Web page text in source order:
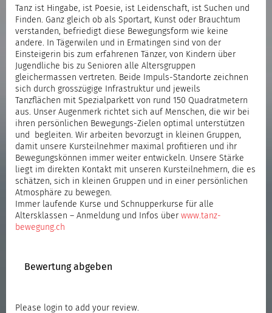
Tanz ist Hingabe, ist Poesie, ist Leidenschaft, ist Suchen und
Finden. Ganz gleich ob als Sportart, Kunst oder Brauchtum
verstanden, befriedigt diese Bewegungsform wie keine
andere. In Tägerwilen und in Ermatingen sind von der
Einsteigerin bis zum erfahrenen Tänzer, von Kindern über
Jugendliche bis zu Senioren alle Altersgruppen
gleichermassen vertreten. Beide Impuls-Standorte zeichnen
sich durch grosszügige Infrastruktur und jeweils
Tanzflächen mit Spezialparkett von rund 150 Quadratmetern
aus. Unser Augenmerk richtet sich auf Menschen, die wir bei
ihren persönlichen Bewegungs-Zielen optimal unterstützen
und begleiten. Wir arbeiten bevorzugt in kleinen Gruppen,
damit unsere Kursteilnehmer maximal profitieren und ihr
Bewegungskönnen immer weiter entwickeln. Unsere Stärke
liegt im direkten Kontakt mit unseren Kursteilnehmern, die es
schätzen, sich in kleinen Gruppen und in einer persönlichen
Atmosphäre zu bewegen.
Immer laufende Kurse und Schnupperkurse für alle
Altersklassen – Anmeldung und Infos über www.tanz-
bewegung.ch
Bewertung abgeben
Please login to add your review.